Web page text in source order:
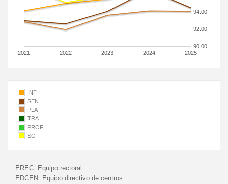
2021 2022 2023 2024 2025
90.00
92.00
94.00
INF
SEN
PLA
TRA
PROF
SG
EREC: Equipo rectoral
EDCEN: Equipo directivo de centros